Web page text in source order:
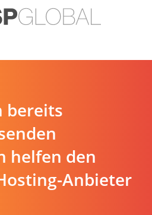
bereits
helfen den
Anbieter